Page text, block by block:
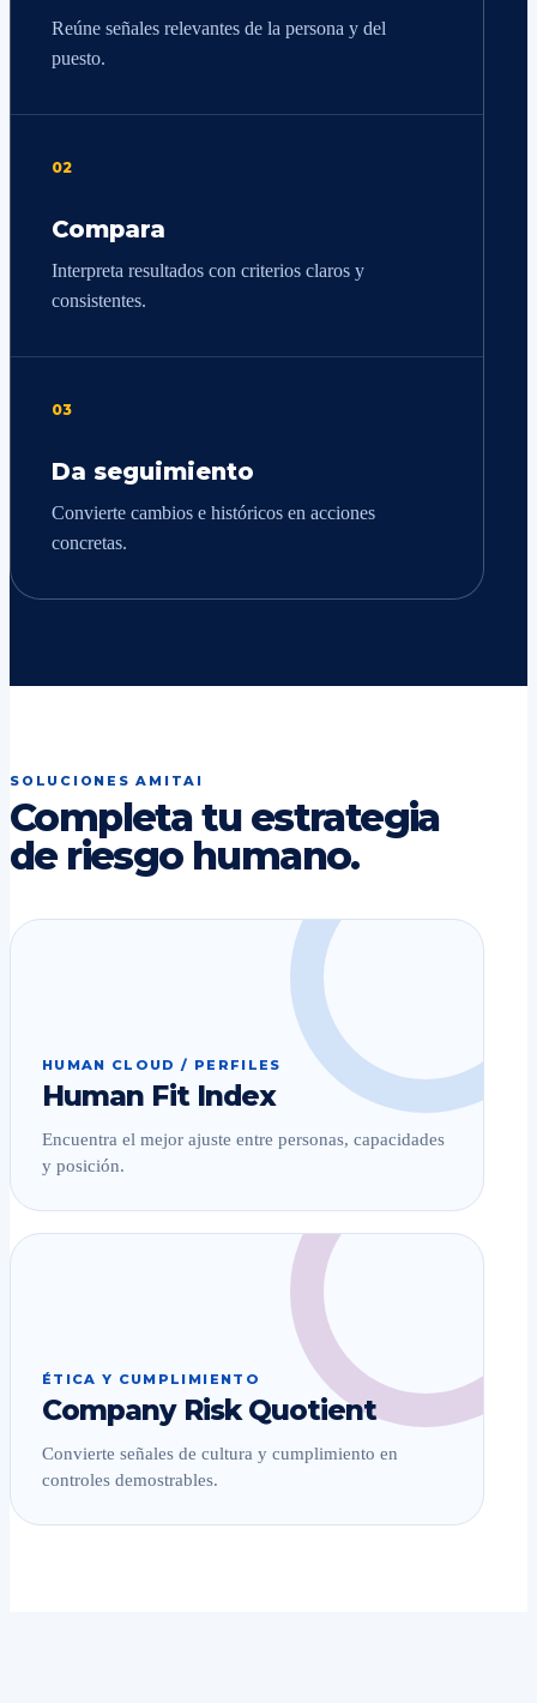
Reúne señales relevantes de la persona y del
puesto.
02
Compara
Interpreta resultados con criterios claros y
consistentes.
03
Da seguimiento
Convierte cambios e históricos en acciones
concretas.
SOLUCIONES AMITAI
Completa tu estrategia
de riesgo humano.
HUMAN CLOUD / PERFILES
Human Fit Index
Encuentra el mejor ajuste entre personas, capacidades
y posición.
ÉTICA Y CUMPLIMIENTO
Company Risk Quotient
Convierte señales de cultura y cumplimiento en
controles demostrables.